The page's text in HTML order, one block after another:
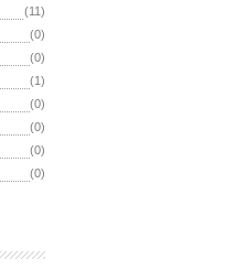
(11)
(0)
(0)
(1)
(0)
(0)
(0)
(0)